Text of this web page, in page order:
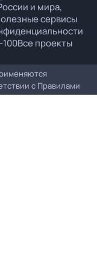
и мира,
сервисы
Все проекты
с Правилами